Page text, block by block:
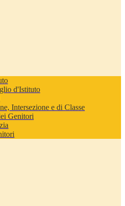
d'Istituto
Intersezione e di Classe
Genitori